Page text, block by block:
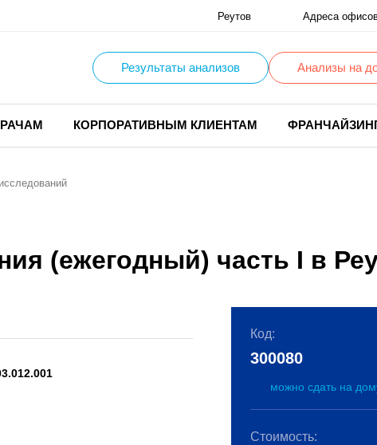
Реутов Адреса
Результаты анализов Анализы на
КОРПОРАТИВНЫМ КЛИЕНТАМ
(ежегодный) часть I в
Код:
300080
можно сдать на
Стоимость: